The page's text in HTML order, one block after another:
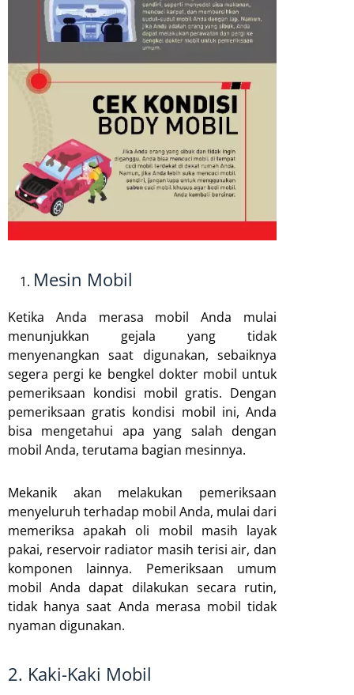
Mesin Mobil
Ketika Anda merasa mobil Anda mulai
menunjukkan gejala yang tidak
menyenangkan saat digunakan, sebaiknya
segera pergi ke bengkel dokter mobil untuk
pemeriksaan kondisi mobil gratis. Dengan
pemeriksaan gratis kondisi mobil ini, Anda
bisa mengetahui apa yang salah dengan
mobil Anda, terutama bagian mesinnya.
Mekanik akan melakukan pemeriksaan
menyeluruh terhadap mobil Anda, mulai dari
memeriksa apakah oli mobil masih layak
pakai, reservoir radiator masih terisi air, dan
komponen lainnya. Pemeriksaan umum
mobil Anda dapat dilakukan secara rutin,
tidak hanya saat Anda merasa mobil tidak
nyaman digunakan.
2. Kaki-Kaki Mobil